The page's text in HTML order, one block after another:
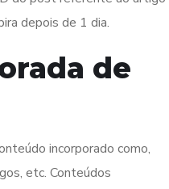
depois de 1 dia.
de
incorporado como,
etc. Conteúdos